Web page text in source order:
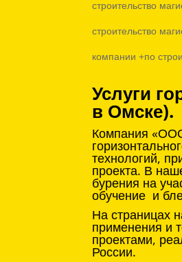
строительство
строительство
компании +по
Услуги
в Омске).
Компания
технологий,
проекта. В
бурения на
обучение и
На страницах
применения и
проектами,
России.